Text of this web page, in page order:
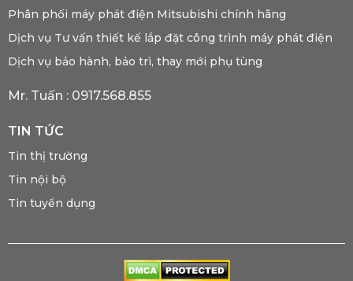
Phân phối máy phát điện Mitsubishi chính hãng
Dịch vụ Tư vấn thiết kế lắp đặt công trình máy phát điện
Dịch vụ bảo hành, bảo trì, thay mới phụ tùng
Mr. Tuấn : 0917.568.855
TIN TỨC
Tin thị trường
Tin nội bộ
Tin tuyển dụng